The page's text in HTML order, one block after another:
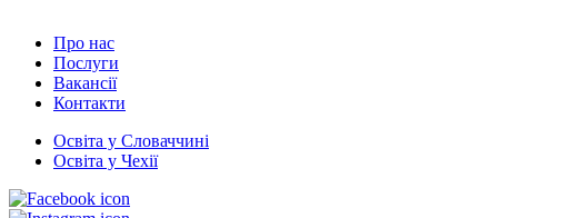
Про нас
Послуги
Вакансії
Контакти
Освіта у Словаччині
Освіта у Чехії